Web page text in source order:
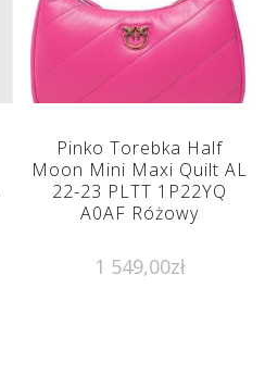
Pinko Torebka Half
Moon Mini Maxi Quilt AL
22-23 PLTT 1P22YQ
A0AF Różowy
1 549,00zł